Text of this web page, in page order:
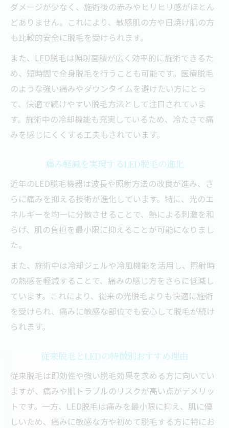
ダメージが少なく、施術後の赤みやヒリヒリ感がほとん
どありません。これにより、敏感肌の方や日焼け肌の方
も比較的安全に脱毛を受けられます。
また、LED脱毛は照射面積が広く効率的に施術できるた
め、短時間で全身脱毛を行うことも可能です。医療脱毛
のような強い痛みやダウンタイムを避けたい方にとっ
て、快適で続けやすい脱毛方法として注目されていま
す。施術中の冷却機能も充実しているため、冷たさで痛
みを感じにくくする工夫もされています。
痛み軽減を実現するLED脱毛の進化
近年のLED脱毛機器は波長や照射方法の改良が進み、さ
らに痛みを抑える技術が進化しています。特に、光のエ
ネルギーを均一に分散させることで、熱による刺激を和
らげ、肌の負担を最小限に抑えることが可能になりまし
た。
また、施術中は冷却ジェルや冷風機能を活用し、照射時
の熱感を軽減することで、痛みの感じ方をさらに低減し
ています。これにより、従来の光脱毛よりも快適に施術
を受けられ、痛みに敏感な部位でも安心して脱毛が続け
られます。
従来脱毛とLEDの特徴別おすすめ理由
従来脱毛は即効性や強い脱毛効果を求める方に向いてい
ますが、痛みや肌トラブルのリスクが高い点がデメリッ
トです。一方、LED脱毛は痛みを最小限に抑え、肌に優
しいため、痛みに敏感な方や初めて脱毛する方に特にお